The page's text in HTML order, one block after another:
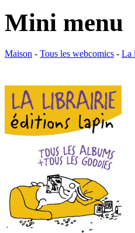
Mini menu
Maison - Tous les webcomics - La